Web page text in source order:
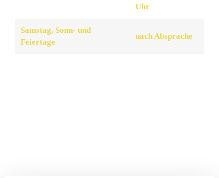
Uhr
Samstag, Sonn- und
Feiertage
nach Absprache